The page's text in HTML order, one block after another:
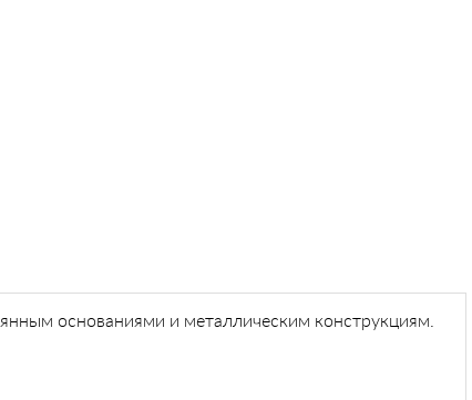
основаниями и металлическим конструкциям.